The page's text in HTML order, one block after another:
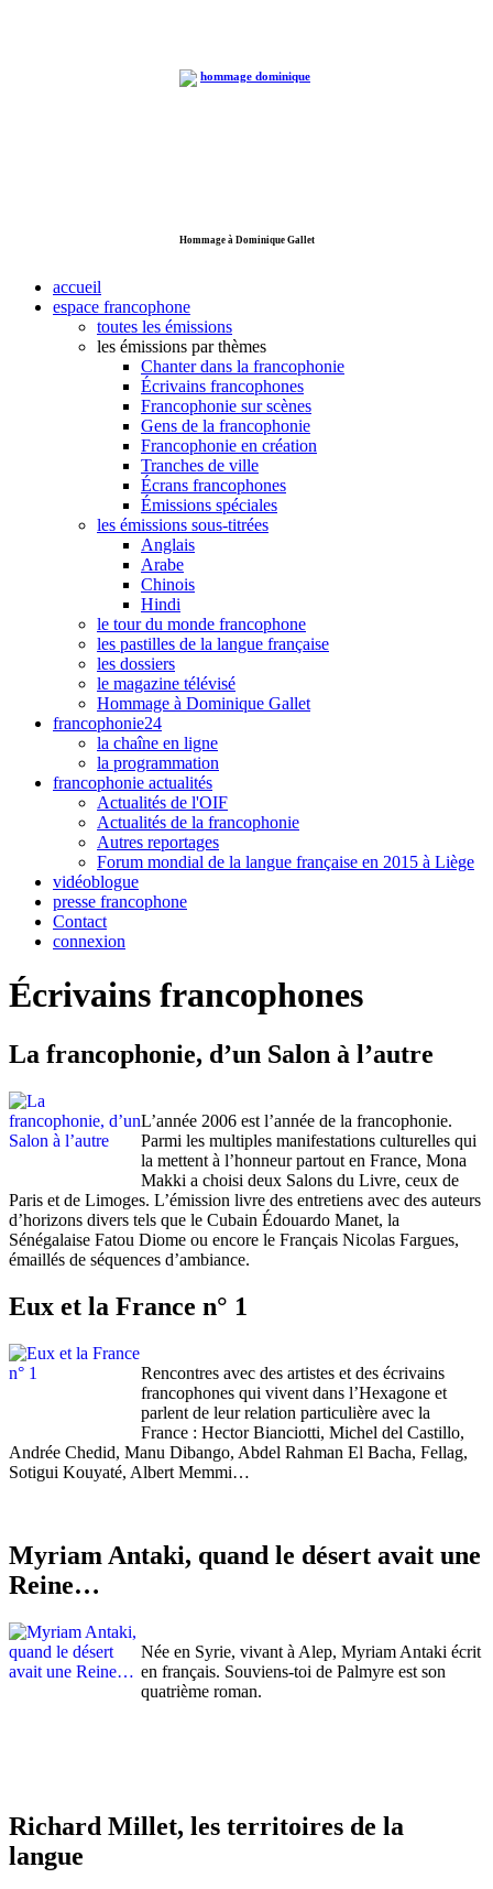
Hommage à Dominique Gallet
accueil
espace francophone
toutes les émissions
les émissions par thèmes
Chanter dans la francophonie
Écrivains francophones
Francophonie sur scènes
Gens de la francophonie
Francophonie en création
Tranches de ville
Écrans francophones
Émissions spéciales
les émissions sous-titrées
Anglais
Arabe
Chinois
Hindi
le tour du monde francophone
les pastilles de la langue française
les dossiers
le magazine télévisé
Hommage à Dominique Gallet
francophonie24
la chaîne en ligne
la programmation
francophonie actualités
Actualités de l'OIF
Actualités de la francophonie
Autres reportages
Forum mondial de la langue française en 2015 à Liège
vidéoblogue
presse francophone
Contact
connexion
Écrivains francophones
La francophonie, d’un Salon à l’autre
L’année 2006 est l’année de la francophonie.
Parmi les multiples manifestations culturelles qui
la mettent à l’honneur partout en France, Mona
Makki a choisi deux Salons du Livre, ceux de
Paris et de Limoges. L’émission livre des entretiens avec des auteurs
d’horizons divers tels que le Cubain Édouardo Manet, la
Sénégalaise Fatou Diome ou encore le Français Nicolas Fargues,
émaillés de séquences d’ambiance.
Eux et la France n° 1
Rencontres avec des artistes et des écrivains
francophones qui vivent dans l’Hexagone et
parlent de leur relation particulière avec la
France : Hector Bianciotti, Michel del Castillo,
Andrée Chedid, Manu Dibango, Abdel Rahman El Bacha, Fellag,
Sotigui Kouyaté, Albert Memmi…
Myriam Antaki, quand le désert avait une
Reine…
Née en Syrie, vivant à Alep, Myriam Antaki écrit
en français. Souviens-toi de Palmyre est son
quatrième roman.
Richard Millet, les territoires de la
langue